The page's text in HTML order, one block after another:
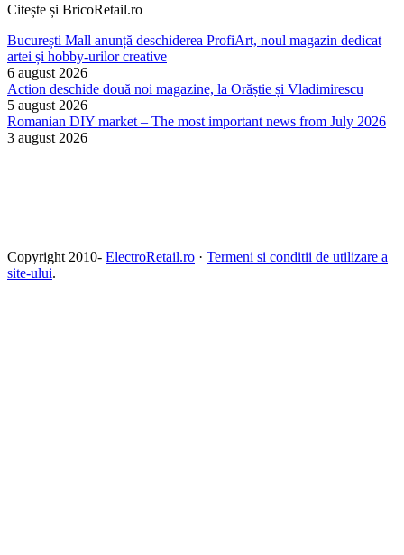
Citește și BricoRetail.ro
București Mall anunță deschiderea ProfiArt, noul magazin dedicat
artei și hobby-urilor creative
6 august 2026
Action deschide două noi magazine, la Orăștie și Vladimirescu
5 august 2026
Romanian DIY market – The most important news from July 2026
3 august 2026
Copyright 2010- ElectroRetail.ro · Termeni si conditii de utilizare a
site-ului.